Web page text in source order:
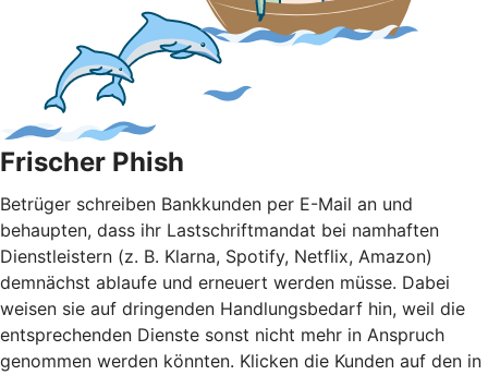
Frischer Phish
Betrüger schreiben Bankkunden per E-Mail an und
behaupten, dass ihr Lastschriftmandat bei namhaften
Dienstleistern (z. B. Klarna, Spotify, Netflix, Amazon)
demnächst ablaufe und erneuert werden müsse. Dabei
weisen sie auf dringenden Handlungsbedarf hin, weil die
entsprechenden Dienste sonst nicht mehr in Anspruch
genommen werden könnten. Klicken die Kunden auf den in